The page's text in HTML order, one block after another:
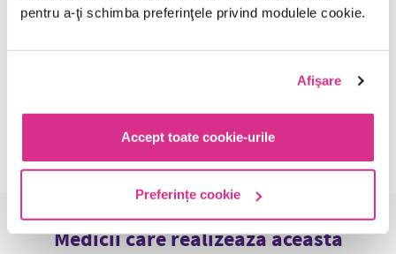
pentru a-ţi schimba preferinţele privind modulele cookie.
Afişare
Accept toate cookie-urile
Preferințe cookie
serviciile în condiții de eficiență și de siguranță maximă, ca urmă a
și adecvat, tehnologie ultramodernă.
Solicită sfatul specialistului
Medicii care realizează această